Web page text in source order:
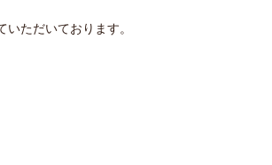
ただいております。